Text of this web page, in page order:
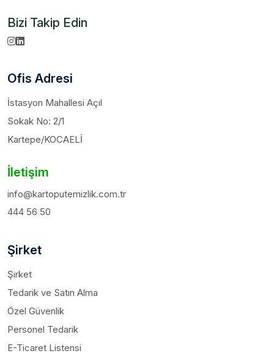
Bizi Takip Edin
Ofis Adresi
İstasyon Mahallesi Açıl
Sokak No: 2/1
Kartepe/KOCAELİ
İletişim
info@kartoputemizlik.com.tr
444 56 50
Şirket
Şirket
Tedarik ve Satın Alma
Özel Güvenlik
Personel Tedarik
E-Ticaret Listensi